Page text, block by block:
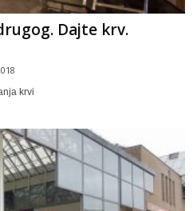
Dajte krv.
krvi